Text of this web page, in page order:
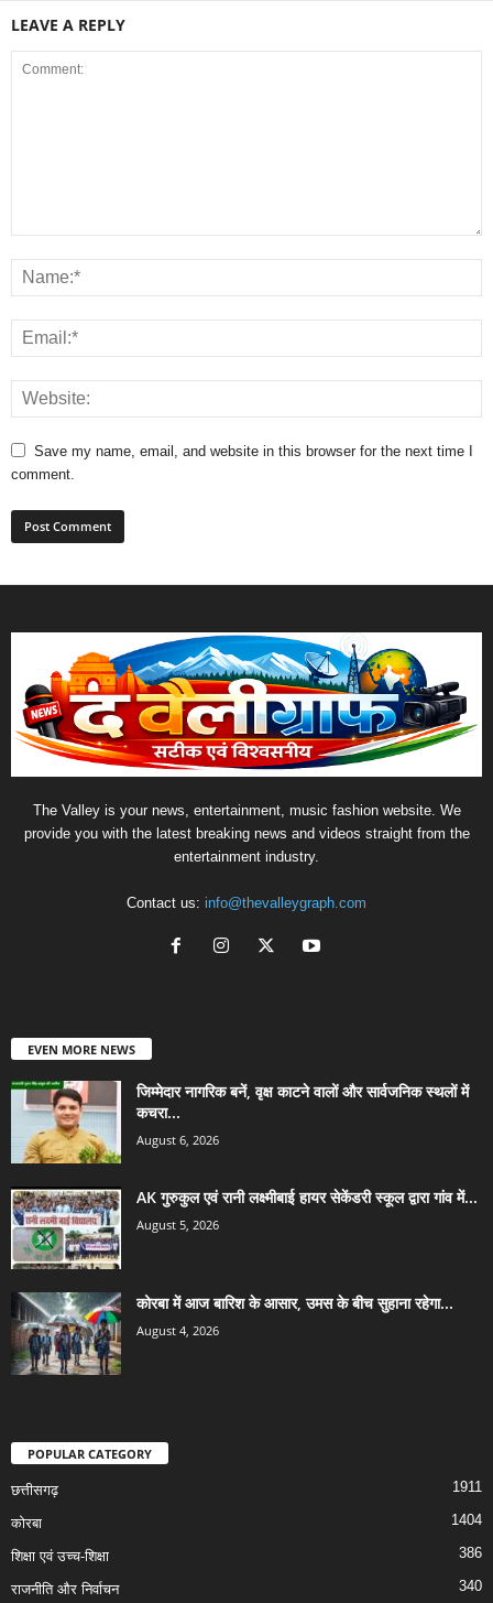
LEAVE A REPLY
Save my name, email, and website in this browser for the next time I
comment.
The Valley is your news, entertainment, music fashion website. We
provide you with the latest breaking news and videos straight from the
entertainment industry.
Contact us: info@thevalleygraph.com
EVEN MORE NEWS
जिम्मेदार नागरिक बनें, वृक्ष काटने वालों और सार्वजनिक स्थलों में
कचरा...
August 6, 2026
AK गुरुकुल एवं रानी लक्ष्मीबाई हायर सेकेंडरी स्कूल द्वारा गांव में...
August 5, 2026
कोरबा में आज बारिश के आसार, उमस के बीच सुहाना रहेगा...
August 4, 2026
POPULAR CATEGORY
छत्तीसगढ़ 1911
कोरबा 1404
शिक्षा एवं उच्च-शिक्षा 386
राजनीति और निर्वाचन 340